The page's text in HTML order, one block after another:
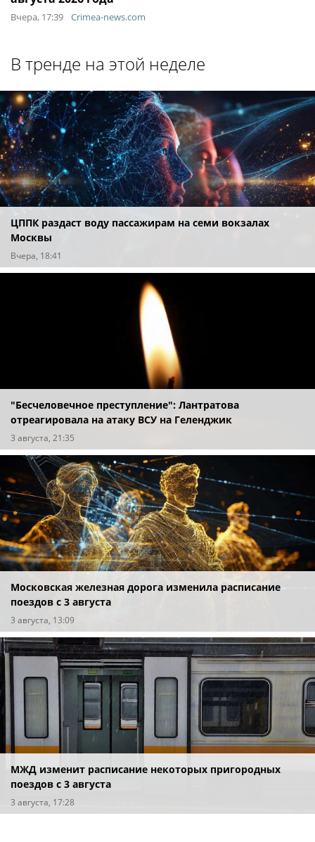
Вчера, 17:39 Crimea-news.com
В тренде на этой неделе
ЦППК раздаст воду пассажирам на семи вокзалах
Москвы
Вчера, 18:41
"Бесчеловечное преступление": Лантратова
отреагировала на атаку ВСУ на Геленджик
3 августа, 21:35
Московская железная дорога изменила расписание
поездов с 3 августа
3 августа, 13:09
МЖД изменит расписание некоторых пригородных
поездов с 3 августа
3 августа, 17:28